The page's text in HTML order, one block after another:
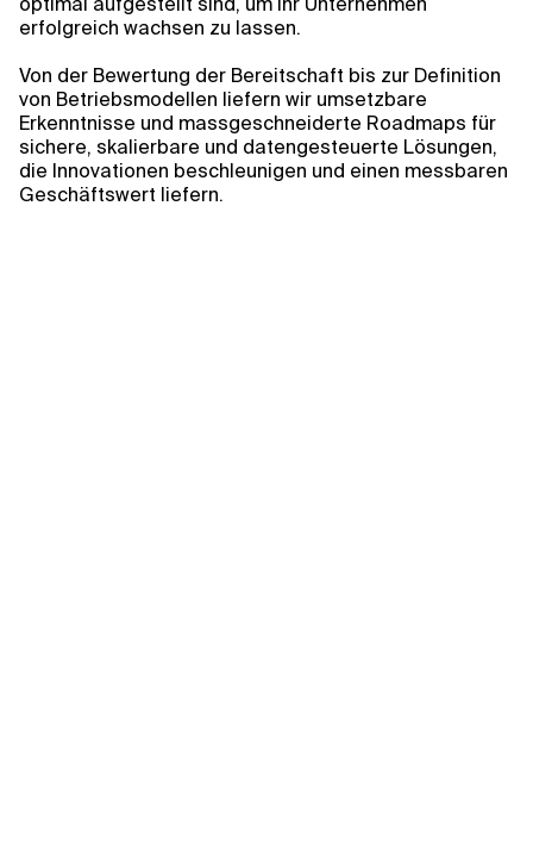
erfolgreich wachsen zu lassen.
Von der Bewertung der Bereitschaft bis zur Definition
von Betriebsmodellen liefern wir umsetzbare
Erkenntnisse und massgeschneiderte Roadmaps für
sichere, skalierbare und datengesteuerte Lösungen,
die Innovationen beschleunigen und einen messbaren
Geschäftswert liefern.